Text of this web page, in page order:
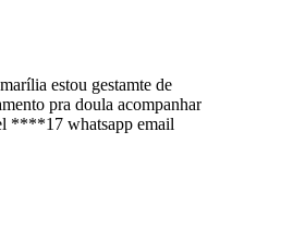
estou gestamte de
pra doula acompanhar
****17 whatsapp email